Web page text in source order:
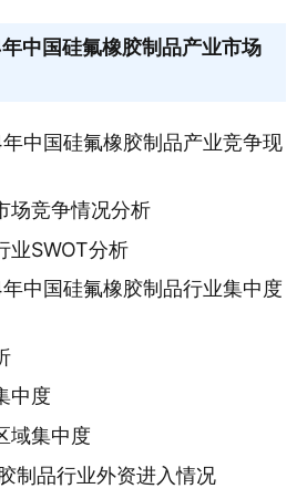
中国硅氟橡胶制品产业市场
中国硅氟橡胶制品产业竞争现
场竞争情况分析
业SWOT分析
中国硅氟橡胶制品行业集中度
中度
域集中度
制品行业外资进入情况